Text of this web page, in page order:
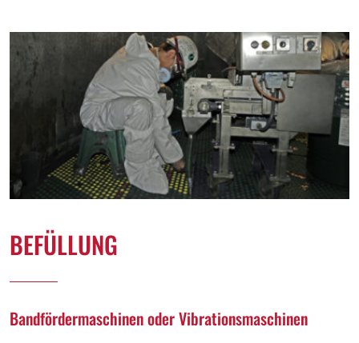
BEFÜLLUNG
Bandfördermaschinen oder Vibrationsmaschinen